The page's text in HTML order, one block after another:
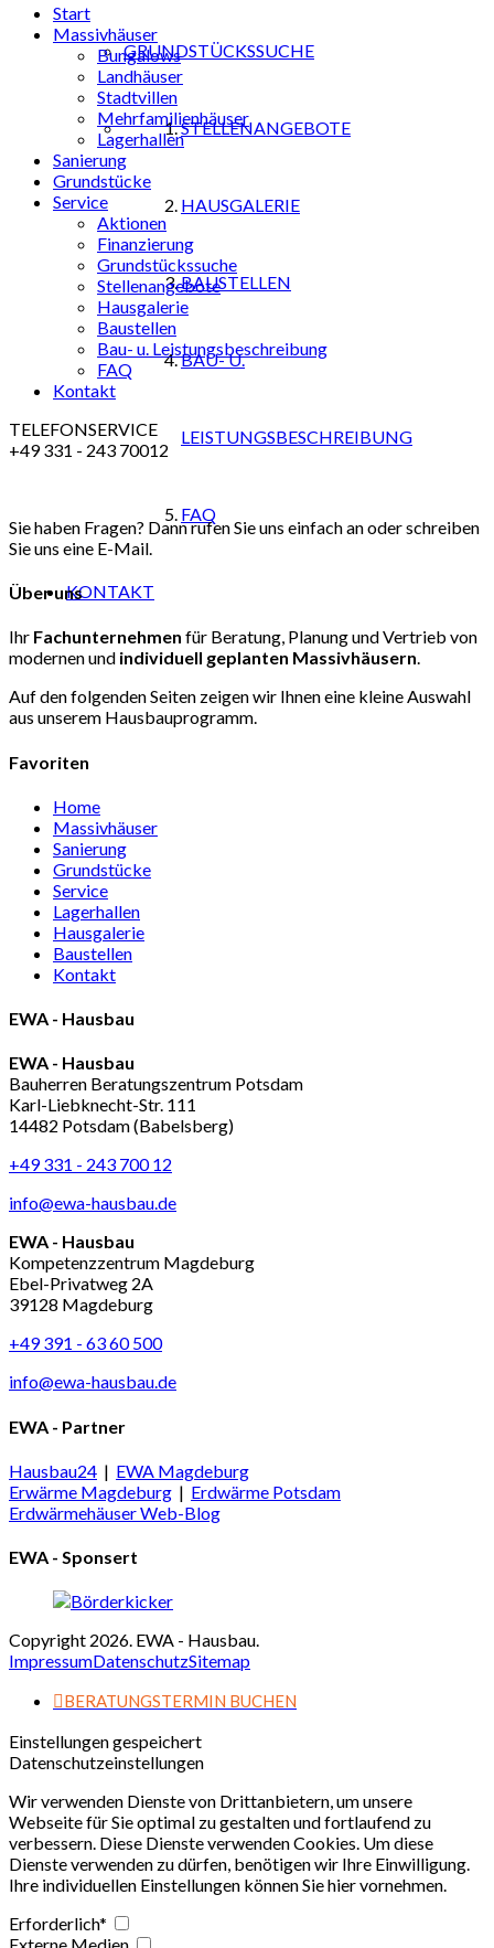
GRUNDSTÜCKSSUCHE
STELLENANGEBOTE
HAUSGALERIE
BAUSTELLEN
BAU- U.
LEISTUNGSBESCHREIBUNG
FAQ
KONTAKT
Start
Massivhäuser
Bungalows
Landhäuser
Stadtvillen
Mehrfamilienhäuser
Lagerhallen
Sanierung
Grundstücke
Service
Aktionen
Finanzierung
Grundstückssuche
Stellenangebote
Hausgalerie
Baustellen
Bau- u. Leistungsbeschreibung
FAQ
Kontakt
TELEFONSERVICE
+49 331 - 243 70012
Sie haben Fragen? Dann rufen Sie uns einfach an oder schreiben
Sie uns eine E-Mail.
Über uns
Ihr Fachunternehmen für Beratung, Planung und Vertrieb von
modernen und individuell geplanten Massivhäusern.
Auf den folgenden Seiten zeigen wir Ihnen eine kleine Auswahl
aus unserem Hausbauprogramm.
Favoriten
Home
Massivhäuser
Sanierung
Grundstücke
Service
Lagerhallen
Hausgalerie
Baustellen
Kontakt
EWA - Hausbau
EWA - Hausbau
Bauherren Beratungszentrum Potsdam
Karl-Liebknecht-Str. 111
14482 Potsdam (Babelsberg)
+49 331 - 243 700 12
info@ewa-hausbau.de
EWA - Hausbau
Kompetenzzentrum Magdeburg
Ebel-Privatweg 2A
39128 Magdeburg
+49 391 - 63 60 500
info@ewa-hausbau.de
EWA - Partner
Hausbau24 | EWA Magdeburg
Erwärme Magdeburg | Erdwärme Potsdam
Erdwärmehäuser Web-Blog
EWA - Sponsert
Copyright 2026. EWA - Hausbau.
ImpressumDatenschutzSitemap
BERATUNGSTERMIN BUCHEN
Einstellungen gespeichert
Datenschutzeinstellungen
Wir verwenden Dienste von Drittanbietern, um unsere
Webseite für Sie optimal zu gestalten und fortlaufend zu
verbessern. Diese Dienste verwenden Cookies. Um diese
Dienste verwenden zu dürfen, benötigen wir Ihre Einwilligung.
Ihre individuellen Einstellungen können Sie hier vornehmen.
Erforderlich*